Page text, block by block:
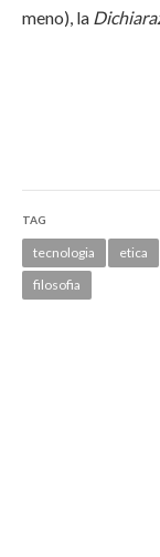
meno), la
TAG
tecnologia etica
filosofia